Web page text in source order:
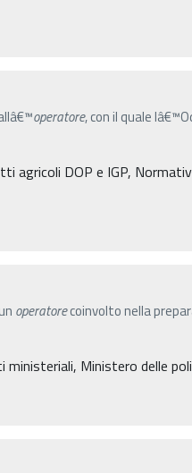
operatore, con il quale
agricoli DOP e IGP,
operatorecoinvolto nella
Ministero delle